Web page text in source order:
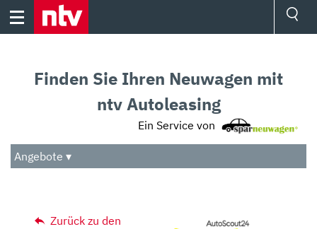
Skip
Audio
Das Beste
Finden Sie Ihren Neuwagen mit
ntv Autoleasing
Ein Service von
Angebote ▾
Zurück zu den